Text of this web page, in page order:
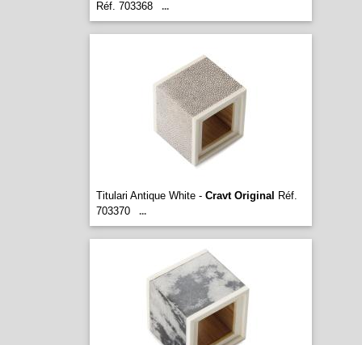
Réf. 703368
...
Titulari Antique White - Cravt Original Réf.
703370
...